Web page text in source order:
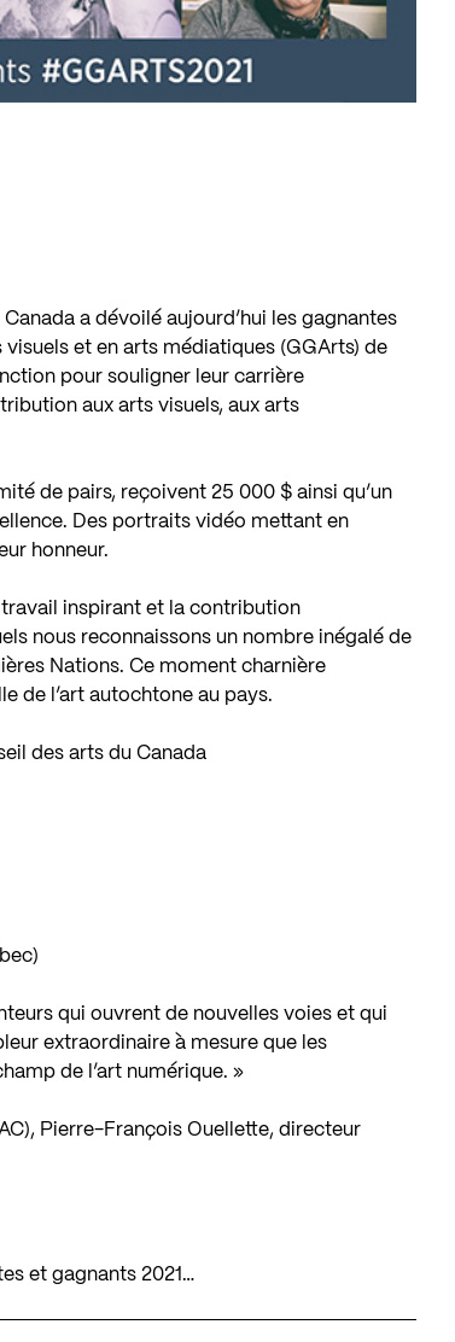
a dévoilé aujourd’hui les gagnantes
et en arts médiatiques (GGArts) de
pour souligner leur carrière
aux arts visuels, aux arts
de pairs, reçoivent 25 000 $ ainsi qu’un
Des portraits vidéo mettant en
honneur.
travail inspirant et la contribution
nous reconnaissons un nombre inégalé de
Nations. Ce moment charnière
de l’art autochtone au pays.
des arts du Canada
qui ouvrent de nouvelles voies et qui
extraordinaire à mesure que les
de l’art numérique. »
Pierre-François Ouellette, directeur
et gagnants 2021…